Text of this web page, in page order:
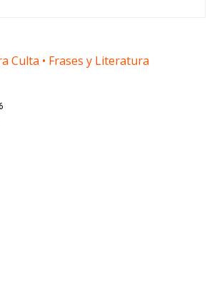
Culta • Frases y Literatura